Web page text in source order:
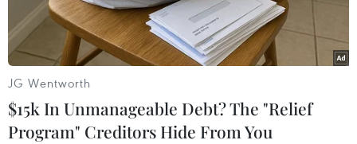
phẩm lậu."
JG Wentworth
$15k In Unmanageable Debt? The "Relief
Program" Creditors Hide From You